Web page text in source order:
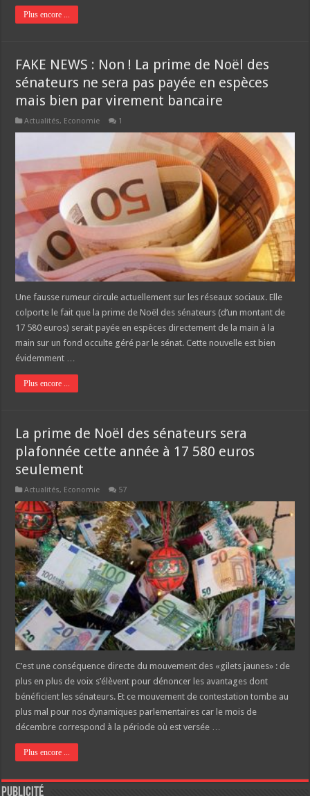
Plus encore ...
FAKE NEWS : Non ! La prime de Noël des
sénateurs ne sera pas payée en espèces
mais bien par virement bancaire
Actualités, Economie 1
Une fausse rumeur circule actuellement sur les réseaux sociaux. Elle
colporte le fait que la prime de Noël des sénateurs (d’un montant de
17 580 euros) serait payée en espèces directement de la main à la
main sur un fond occulte géré par le sénat. Cette nouvelle est bien
évidemment …
Plus encore ...
La prime de Noël des sénateurs sera
plafonnée cette année à 17 580 euros
seulement
Actualités, Economie 57
C’est une conséquence directe du mouvement des «gilets jaunes» : de
plus en plus de voix s’élèvent pour dénoncer les avantages dont
bénéficient les sénateurs. Et ce mouvement de contestation tombe au
plus mal pour nos dynamiques parlementaires car le mois de
décembre correspond à la période où est versée …
Plus encore ...
Publicité